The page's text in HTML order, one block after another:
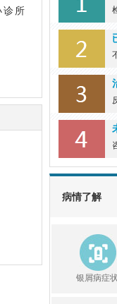
诊所
病情了解
银屑病症状